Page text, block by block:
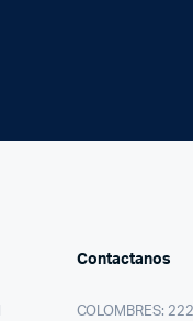
Contactanos
COLOMBRES: